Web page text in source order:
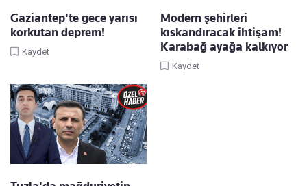
Gaziantep'te gece yarısı
korkutan deprem!
Kaydet
Modern şehirleri
kıskandıracak ihtişam!
Karabağ ayağa kalkıyor
Kaydet